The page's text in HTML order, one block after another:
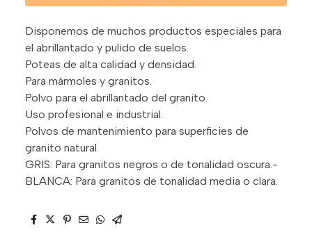
Disponemos de muchos productos especiales para
el abrillantado y pulido de suelos.
Poteas de alta calidad y densidad.
Para mármoles y granitos.
Polvo para el abrillantado del granito.
Uso profesional e industrial.
Polvos de mantenimiento para superficies de
granito natural.
GRIS: Para granitos negros o de tonalidad oscura.-
BLANCA: Para granitos de tonalidad media o clara.